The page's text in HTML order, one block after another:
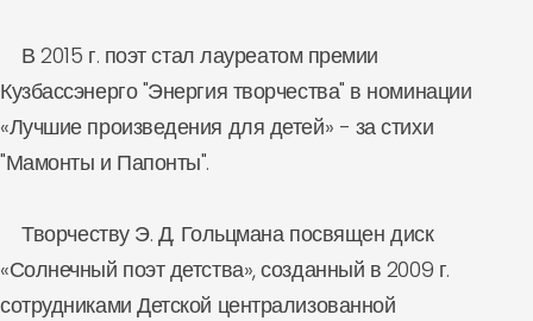
В 2015 г. поэт стал лауреатом премии
Кузбассэнерго "Энергия творчества" в номинации
«Лучшие произведения для детей» - за стихи
"Мамонты и Папонты".
Творчеству Э. Д. Гольцмана посвящен диск
«Солнечный поэт детства», созданный в 2009 г.
сотрудниками Детской централизованной